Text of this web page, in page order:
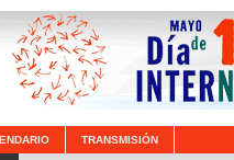
TRANSMISIÓN